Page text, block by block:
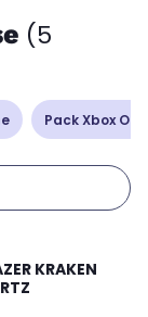
(5
Pack Xbox One
KRAKEN